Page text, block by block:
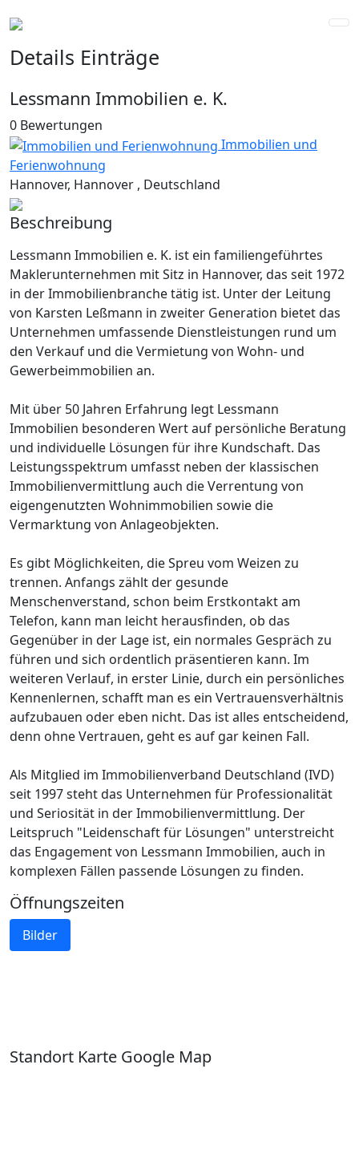
Details Einträge
Lessmann Immobilien e. K.
0 Bewertungen
Immobilien und
Ferienwohnung
Hannover, Hannover , Deutschland
Beschreibung
Lessmann Immobilien e. K. ist ein familiengeführtes
Maklerunternehmen mit Sitz in Hannover, das seit 1972
in der Immobilienbranche tätig ist. Unter der Leitung
von Karsten Leßmann in zweiter Generation bietet das
Unternehmen umfassende Dienstleistungen rund um
den Verkauf und die Vermietung von Wohn- und
Gewerbeimmobilien an.
Mit über 50 Jahren Erfahrung legt Lessmann
Immobilien besonderen Wert auf persönliche Beratung
und individuelle Lösungen für ihre Kundschaft. Das
Leistungsspektrum umfasst neben der klassischen
Immobilienvermittlung auch die Verrentung von
eigengenutzten Wohnimmobilien sowie die
Vermarktung von Anlageobjekten.
Es gibt Möglichkeiten, die Spreu vom Weizen zu
trennen. Anfangs zählt der gesunde
Menschenverstand, schon beim Erstkontakt am
Telefon, kann man leicht herausfinden, ob das
Gegenüber in der Lage ist, ein normales Gespräch zu
führen und sich ordentlich präsentieren kann. Im
weiteren Verlauf, in erster Linie, durch ein persönliches
Kennenlernen, schafft man es ein Vertrauensverhältnis
aufzubauen oder eben nicht. Das ist alles entscheidend,
denn ohne Vertrauen, geht es auf gar keinen Fall.
Als Mitglied im Immobilienverband Deutschland (IVD)
seit 1997 steht das Unternehmen für Professionalität
und Seriosität in der Immobilienvermittlung. Der
Leitspruch "Leidenschaft für Lösungen" unterstreicht
das Engagement von Lessmann Immobilien, auch in
komplexen Fällen passende Lösungen zu finden.
Öffnungszeiten
Bilder
Standort Karte Google Map